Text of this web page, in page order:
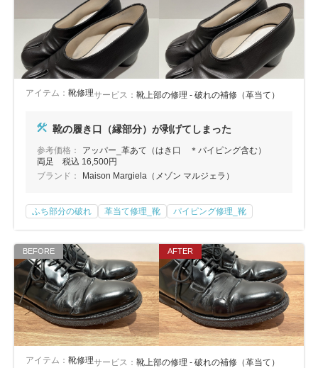
アイテム： 靴修理サービス： 靴上部の修理 - 破れの補修（革当て）
靴の履き口（縁部分）が剥げてしまった
参考価格：
アッパー_革あて（はき口 ＊パイピング含む）
両足 税込 16,500円
ブランド：
Maison Margiela（メゾン マルジェラ）
ふち部分の破れ 革当て修理_靴 パイピング修理_靴
アイテム： 靴修理サービス： 靴上部の修理 - 破れの補修（革当て）